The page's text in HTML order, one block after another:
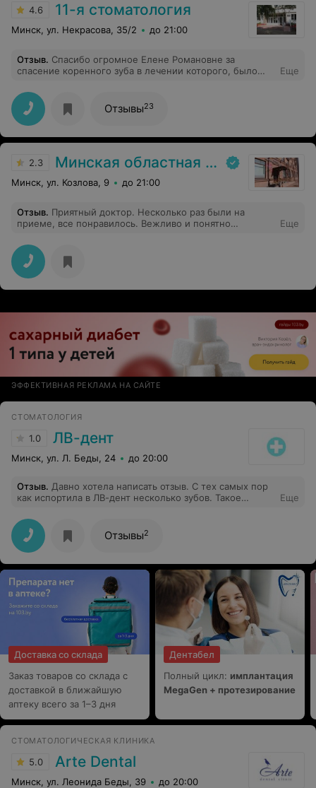
4.6 11-я стоматология
Минск, ул. Некрасова, 35/2 до 21:00
Отзыв. Спасибо огромное Елене Романовне за
спасение коренного зуба в лечении которого, было
Еще
Отзывы23
2.3 Минская областная стоматологическая поликлиника
Минск, ул. Козлова, 9 до 21:00
Отзыв. Приятный доктор. Несколько раз были на
приеме, все понравилось. Вежливо и понятно
Еще
ЭФФЕКТИВНАЯ РЕКЛАМА НА САЙТЕ
СТОМАТОЛОГИЯ
1.0 ЛВ-дент
Минск, ул. Л. Беды, 24 до 20:00
Отзыв. Давно хотела написать отзыв. С тех самых пор
как испортила в ЛВ-дент несколько зубов. Такое
терапевты работают под директора-ортопеда.
Еще
Отзывы2
Доставка со склада
Заказ товаров со склада с
доставкой в ближайшую
аптеку всего за 1–3 дня
Дентабел
Полный цикл: имплантация
MegaGen + протезирование
СТОМАТОЛОГИЧЕСКАЯ КЛИНИКА
5.0 Arte Dental
Минск, ул. Леонида Беды, 39 до 20:00